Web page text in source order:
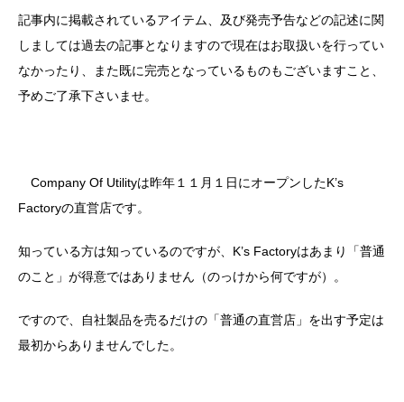
記事内に掲載されているアイテム、及び発売予告などの記述に関
しましては過去の記事となりますので現在はお取扱いを行ってい
なかったり、また既に完売となっているものもございますこと、
予めご了承下さいませ。
Company Of Utilityは昨年１１月１日にオープンしたK’s
Factoryの直営店です。
知っている方は知っているのですが、K’s Factoryはあまり「普通
のこと」が得意ではありません（のっけから何ですが）。
ですので、自社製品を売るだけの「普通の直営店」を出す予定は
最初からありませんでした。